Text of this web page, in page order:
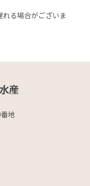
る場合がございま
産
地